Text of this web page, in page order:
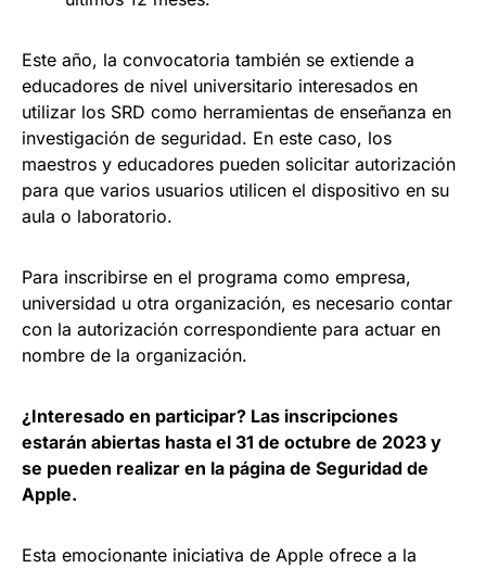
Este año, la convocatoria también se extiende a
educadores de nivel universitario interesados en
utilizar los SRD como herramientas de enseñanza en
investigación de seguridad. En este caso, los
maestros y educadores pueden solicitar autorización
para que varios usuarios utilicen el dispositivo en su
aula o laboratorio.
Para inscribirse en el programa como empresa,
universidad u otra organización, es necesario contar
con la autorización correspondiente para actuar en
nombre de la organización.
¿Interesado en participar? Las inscripciones
estarán abiertas hasta el 31 de octubre de 2023 y
se pueden realizar en la página de Seguridad de
Apple.
Esta emocionante iniciativa de Apple ofrece a la